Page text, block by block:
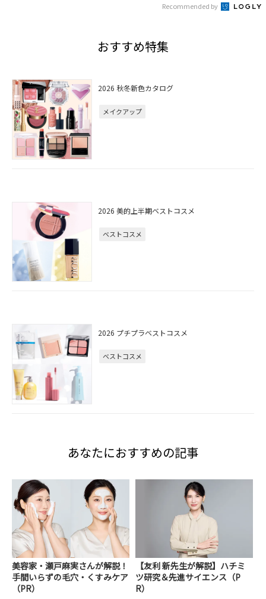
Recommended by
おすすめ特集
2026 秋冬新色カタログ
メイクアップ
2026 美的上半期ベストコスメ
ベストコスメ
2026 プチプラベストコスメ
ベストコスメ
あなたにおすすめの記事
美容家・瀬戸麻実さんが解説！
手間いらずの毛穴・くすみケア
（PR）
【友利 新先生が解説】ハチミ
ツ研究＆先進サイエンス（P
R）